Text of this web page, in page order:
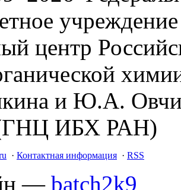
центр
и Ю.А.
ИБХ РАН)
· Контактная информация · RSS
— batch2k9